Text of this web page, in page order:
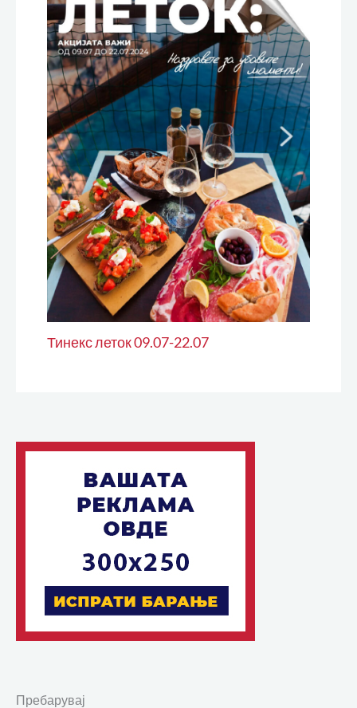
Тинекс леток 09.07-22.07
Пребарувај